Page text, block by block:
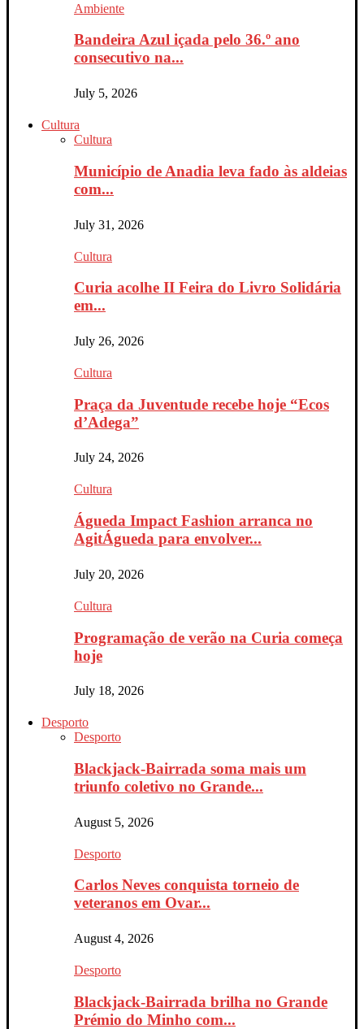
Ambiente
Bandeira Azul içada pelo 36.º ano
consecutivo na...
July 5, 2026
Cultura
Cultura
Município de Anadia leva fado às aldeias
com...
July 31, 2026
Cultura
Curia acolhe II Feira do Livro Solidária
em...
July 26, 2026
Cultura
Praça da Juventude recebe hoje “Ecos
d’Adega”
July 24, 2026
Cultura
Águeda Impact Fashion arranca no
AgitÁgueda para envolver...
July 20, 2026
Cultura
Programação de verão na Curia começa
hoje
July 18, 2026
Desporto
Desporto
Blackjack-Bairrada soma mais um
triunfo coletivo no Grande...
August 5, 2026
Desporto
Carlos Neves conquista torneio de
veteranos em Ovar...
August 4, 2026
Desporto
Blackjack-Bairrada brilha no Grande
Prémio do Minho com...